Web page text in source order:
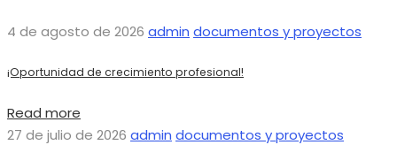
4 de agosto de 2026 admin documentos y proyectos
¡Oportunidad de crecimiento profesional!
Read more
27 de julio de 2026 admin documentos y proyectos